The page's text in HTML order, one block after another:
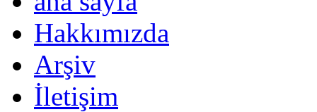
Hakkımızda
Arşiv
İletişim